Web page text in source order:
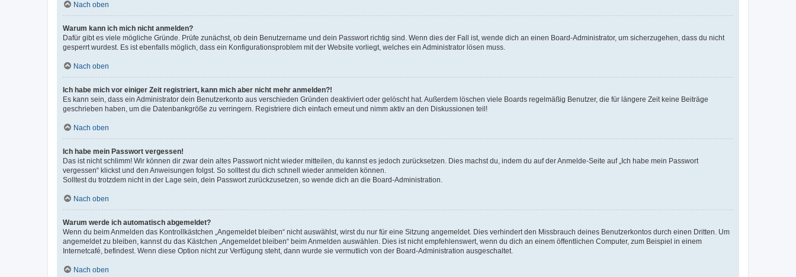
Nach oben
Warum kann ich mich nicht anmelden?
Dafür gibt es viele mögliche Gründe. Prüfe zunächst, ob dein Benutzername und dein Passwort richtig sind. Wenn dies der Fall ist, wende dich an einen Board-Administrator, um sicherzugehen, dass du nicht
gesperrt wurdest. Es ist ebenfalls möglich, dass ein Konfigurationsproblem mit der Website vorliegt, welches ein Administrator lösen muss.
Nach oben
Ich habe mich vor einiger Zeit registriert, kann mich aber nicht mehr anmelden?!
Es kann sein, dass ein Administrator dein Benutzerkonto aus verschieden Gründen deaktiviert oder gelöscht hat. Außerdem löschen viele Boards regelmäßig Benutzer, die für längere Zeit keine Beiträge
geschrieben haben, um die Datenbankgröße zu verringern. Registriere dich einfach erneut und nimm aktiv an den Diskussionen teil!
Nach oben
Ich habe mein Passwort vergessen!
Das ist nicht schlimm! Wir können dir zwar dein altes Passwort nicht wieder mitteilen, du kannst es jedoch zurücksetzen. Dies machst du, indem du auf der Anmelde-Seite auf „Ich habe mein Passwort
vergessen“ klickst und den Anweisungen folgst. So solltest du dich schnell wieder anmelden können.
Solltest du trotzdem nicht in der Lage sein, dein Passwort zurückzusetzen, so wende dich an die Board-Administration.
Nach oben
Warum werde ich automatisch abgemeldet?
Wenn du beim Anmelden das Kontrollkästchen „Angemeldet bleiben“ nicht auswählst, wirst du nur für eine Sitzung angemeldet. Dies verhindert den Missbrauch deines Benutzerkontos durch einen Dritten. Um
angemeldet zu bleiben, kannst du das Kästchen „Angemeldet bleiben“ beim Anmelden auswählen. Dies ist nicht empfehlenswert, wenn du dich an einem öffentlichen Computer, zum Beispiel in einem
Internetcafé, befindest. Wenn diese Option nicht zur Verfügung steht, dann wurde sie vermutlich von der Board-Administration ausgeschaltet.
Nach oben